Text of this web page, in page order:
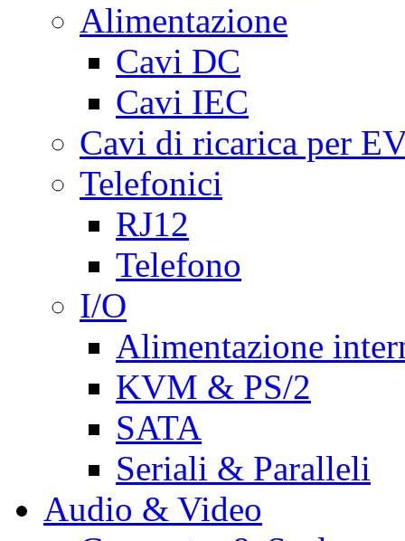
Alimentazione
Cavi DC
Cavi IEC
Cavi di ricarica per
Telefonici
RJ12
Telefono
I/O
Alimentazione
KVM & PS/2
SATA
Seriali & Paralleli
Audio & Video